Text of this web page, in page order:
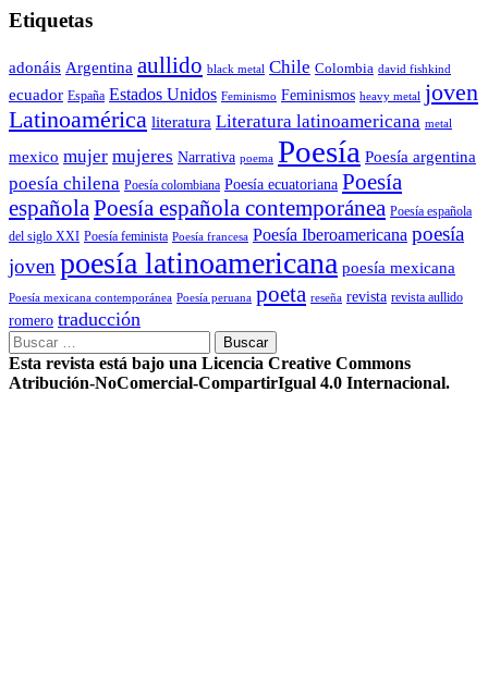
Etiquetas
adonáis Argentina aullido black metal Chile Colombia david fishkind
ecuador España Estados Unidos Feminismo Feminismos heavy metal joven
Latinoamérica literatura Literatura latinoamericana metal
mexico mujer mujeres Narrativa poema Poesía Poesía argentina
poesía chilena Poesía colombiana Poesía ecuatoriana Poesía
española Poesía española contemporánea Poesía española
del siglo XXI Poesía feminista Poesía francesa Poesía Iberoamericana poesía
jovenpoesía latinoamericana poesía mexicana
Poesía mexicana contemporánea Poesía peruana poeta reseña revista revista aullido
romero traducción
Buscar:
Esta revista está bajo una Licencia Creative Commons
Atribución-NoComercial-CompartirIgual 4.0 Internacional.